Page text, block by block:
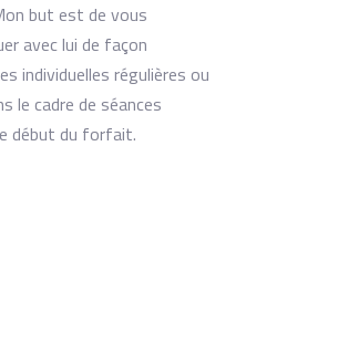
but est de vous
avec lui de façon
individuelles régulières ou
le cadre de séances
début du forfait.